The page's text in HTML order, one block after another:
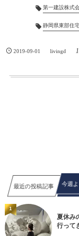
第一建設株式
静岡県東部住
2019-09-01 livingd
最近の投稿記事 今週
夏休み
行って
1